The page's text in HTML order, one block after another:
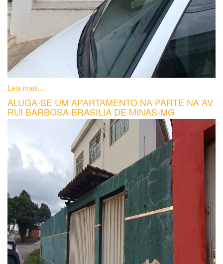
Leia mais...
ALUGA-SE UM APARTAMENTO NA PARTE NA AV.
RUI BARBOSA BRASILIA DE MINAS-MG